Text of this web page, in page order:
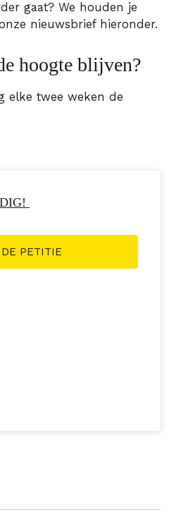
gaat? We houden je
nieuwsbrief hieronder.
hoogte blijven?
elke twee weken de
PETITIE